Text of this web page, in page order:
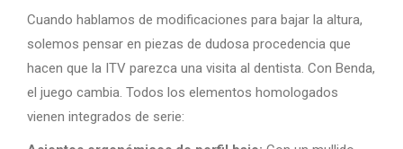
Cuando hablamos de modificaciones para bajar la altura,
solemos pensar en piezas de dudosa procedencia que
hacen que la ITV parezca una visita al dentista. Con Benda,
el juego cambia. Todos los elementos homologados
vienen integrados de serie: